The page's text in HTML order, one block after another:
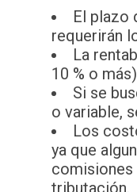
El plazo
requerirán
La
10 % o
Si se
o variable,
Los
ya que
comisiones
tributación.